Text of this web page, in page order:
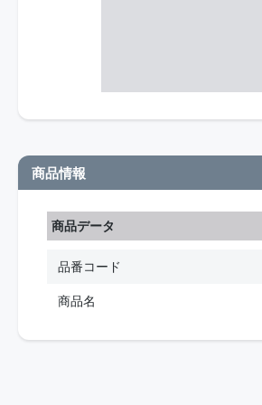
商品情報
商品データ
品番コード
商品名